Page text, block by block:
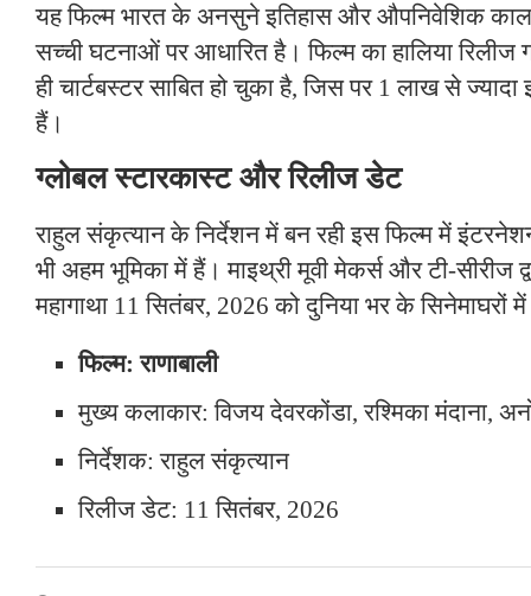
यह फिल्म भारत के अनसुने इतिहास और औपनिवेशिक
सच्ची घटनाओं पर आधारित है। फिल्म का हालिया
ही चार्टबस्टर साबित हो चुका है, जिस पर 1 लाख से ज्यादा
हैं।
ग्लोबल स्टारकास्ट और रिलीज डेट
राहुल संकृत्यान के निर्देशन में बन रही इस फिल्म में
भी अहम भूमिका में हैं। माइथ्री मूवी मेकर्स और टी-सीरीज
महागाथा 11 सितंबर, 2026 को दुनिया भर के सिनेमाघरों
फिल्म: राणाबाली
मुख्य कलाकार: विजय देवरकोंडा, रश्मिका मंदाना,
निर्देशक: राहुल संकृत्यान
रिलीज डेट: 11 सितंबर, 2026